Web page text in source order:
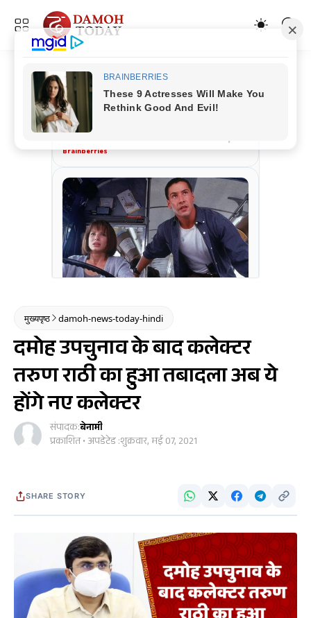
ADVERTISEMENT
मुख्यपृष्ठ damoh-news-today-hindi
दमोह उपचुनाव के बाद कलेक्टर
तरुण राठी का हुआ तबादला अब ये
होंगे नए कलेक्टर
संपादक:बेनामी
प्रकाशित • अपडेटेड :शुक्रवार, मई 07, 2021
SHARE STORY